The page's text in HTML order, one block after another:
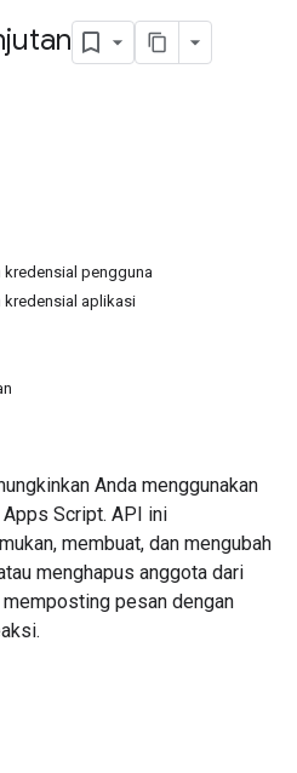
pengguna
aplikasi
Anda menggunakan
Script. API ini
membuat, dan mengubah
menghapus anggota dari
pesan dengan